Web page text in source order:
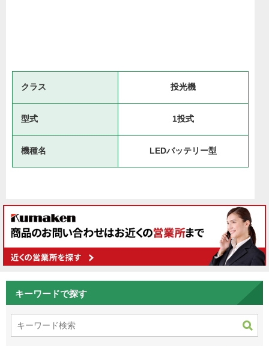
クラス 投光機
型式 1投式
機種名 LEDバッテリー型
キーワードで探す